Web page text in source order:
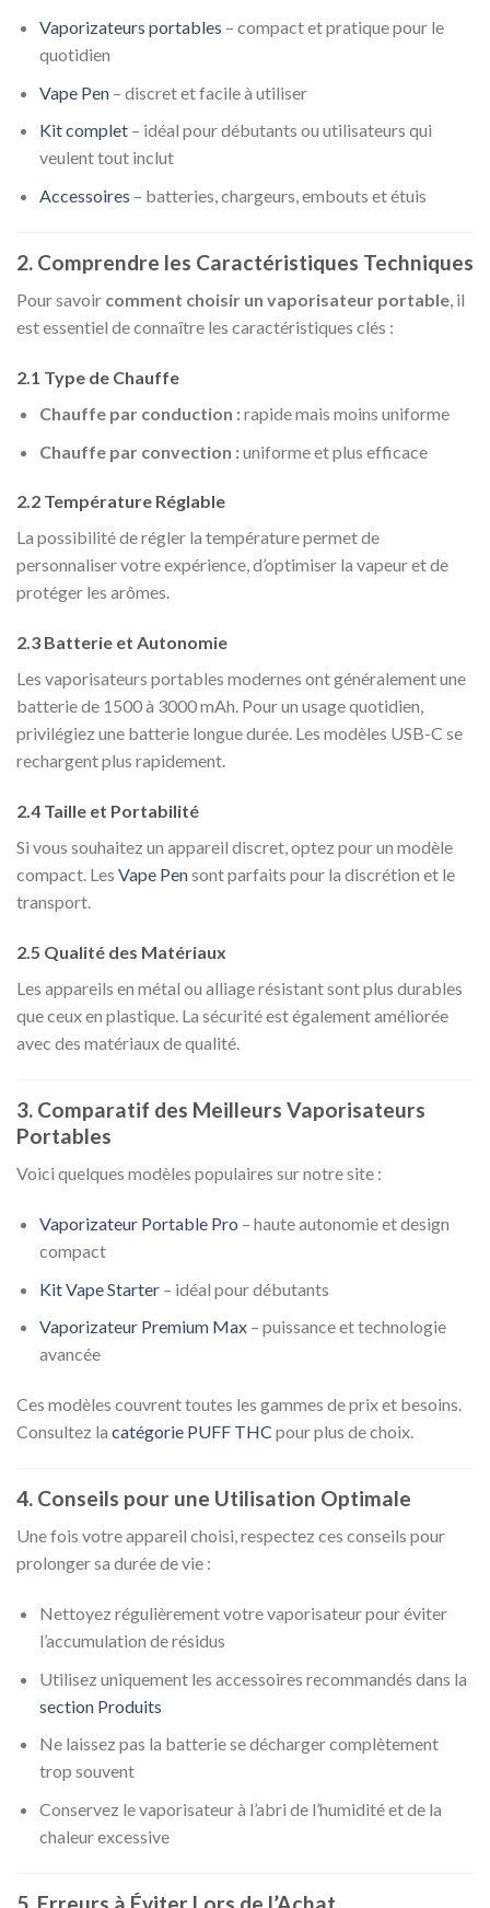
Vaporizateurs portables – compact et pratique pour le
quotidien
Vape Pen– discret et facile à utiliser
Kit complet– idéal pour débutants ou utilisateurs qui
veulent tout inclut
Accessoires – batteries, chargeurs, embouts et étuis
2. Comprendre les Caractéristiques Techniques
Pour savoir comment choisir un vaporisateur portable, il
est essentiel de connaître les caractéristiques clés :
2.1 Type de Chauffe
Chauffe par conduction :rapide mais moins uniforme
Chauffe par convection :uniforme et plus efficace
2.2 Température Réglable
La possibilité de régler la température permet de
personnaliser votre expérience, d’optimiser la vapeur et de
protéger les arômes.
2.3 Batterie et Autonomie
Les vaporisateurs portables modernes ont généralement une
batterie de 1500 à 3000 mAh. Pour un usage quotidien,
privilégiez une batterie longue durée. Les modèles USB-C se
rechargent plus rapidement.
2.4 Taille et Portabilité
Si vous souhaitez un appareil discret, optez pour un modèle
compact. Les Vape Pensont parfaits pour la discrétion et le
transport.
2.5 Qualité des Matériaux
Les appareils en métal ou alliage résistant sont plus durables
que ceux en plastique. La sécurité est également améliorée
avec des matériaux de qualité.
3. Comparatif des Meilleurs Vaporisateurs
Portables
Voici quelques modèles populaires sur notre site :
Vaporizateur Portable Pro – haute autonomie et design
compact
Kit Vape Starter– idéal pour débutants
Vaporizateur Premium Max– puissance et technologie
avancée
Ces modèles couvrent toutes les gammes de prix et besoins.
Consultez la catégorie PUFF THC pour plus de choix.
4. Conseils pour une Utilisation Optimale
Une fois votre appareil choisi, respectez ces conseils pour
prolonger sa durée de vie :
Nettoyez régulièrement votre vaporisateur pour éviter
l’accumulation de résidus
Utilisez uniquement les accessoires recommandés dans la
section Produits
Ne laissez pas la batterie se décharger complètement
trop souvent
Conservez le vaporisateur à l’abri de l’humidité et de la
chaleur excessive
5. Erreurs à Éviter Lors de l’Achat